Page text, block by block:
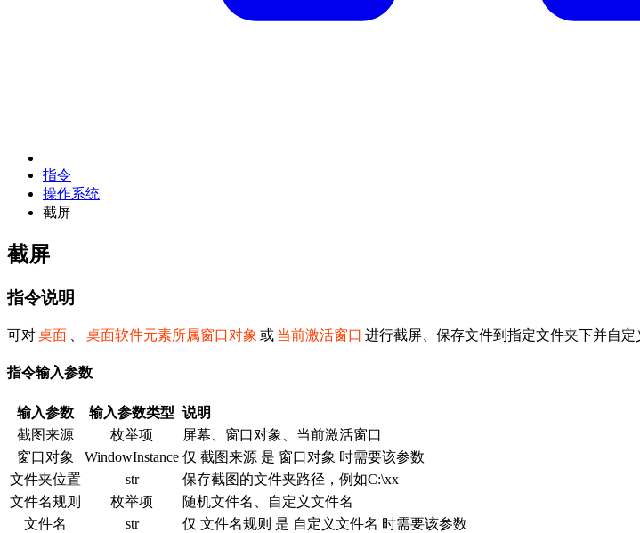
指令
操作系统
截屏
截屏
指令说明
可对桌面 桌面软件元素所属窗口对象 或 当前激活窗口 进行截屏、保存文件到指定文件夹下并自定
指令输入参数
输入参数 输入参数类型 说明
截图来源
枚举项
屏幕、窗口对象、当前激活窗口
窗口对象
WindowInstance 仅 截图来源 是 窗口对象 时需要该参数
文件夹位置
str
保存截图的文件夹路径，例如C:\xx
文件名规则
枚举项
随机文件名、自定义文件名
文件名
str 仅 文件名规则 是 自定义文件名 时需要该参数